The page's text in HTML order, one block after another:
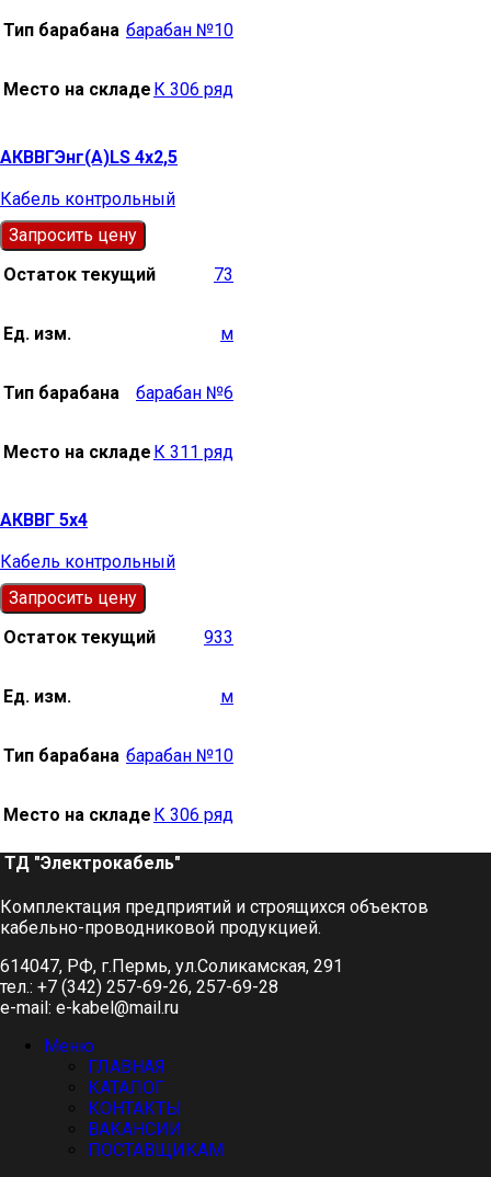
Тип барабана барабан №10
Место на складе К 306 ряд
АКВВГЭнг(А)LS 4х2,5
Кабель контрольный
Запросить цену
Остаток текущий
73
Ед. изм. м
Тип барабана барабан №6
Место на складе К 311 ряд
АКВВГ 5х4
Кабель контрольный
Запросить цену
Остаток текущий
933
Ед. изм. м
Тип барабана барабан №10
Место на складе К 306 ряд
ТД "Электрокабель"​
Комплектация предприятий и строящихся объектов
кабельно-проводниковой продукцией.
614047, РФ, г.Пермь, ул.Соликамская, 291
тел.: +7 (342) 257-69-26, 257-69-28
e-mail: e-kabel@mail.ru
Меню
ГЛАВНАЯ
КАТАЛОГ
КОНТАКТЫ
ВАКАНСИИ
ПОСТАВЩИКАМ